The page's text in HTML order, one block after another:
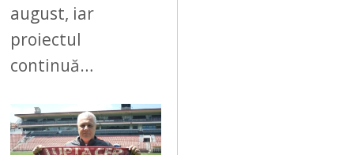
august, iar
proiectul
continuă…